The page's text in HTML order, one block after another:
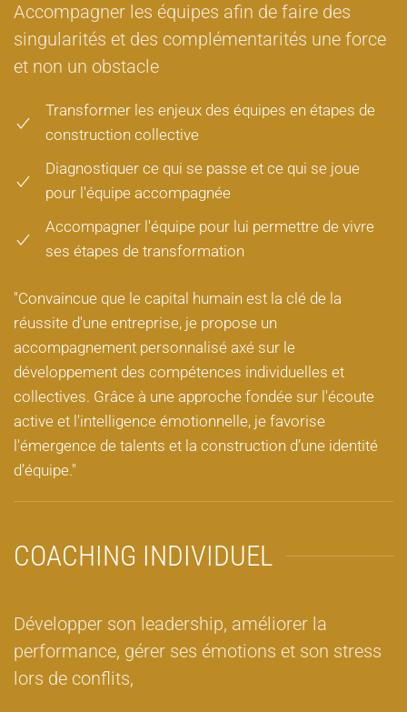
Accompagner les équipes afin de faire des
singularités et des complémentarités une force
et non un obstacle
Transformer les enjeux des équipes en étapes de
construction collective
Diagnostiquer ce qui se passe et ce qui se joue
pour l'équipe accompagnée
Accompagner l'équipe pour lui permettre de vivre
ses étapes de transformation
"Convaincue que le capital humain est la clé de la
réussite d'une entreprise, je propose un
accompagnement personnalisé axé sur le
développement des compétences individuelles et
collectives. Grâce à une approche fondée sur l'écoute
active et l'intelligence émotionnelle, je favorise
l'émergence de talents et la construction d’une identité
d’équipe."
COACHING INDIVIDUEL
Développer son leadership, améliorer la
performance, gérer ses émotions et son stress
lors de conflits,